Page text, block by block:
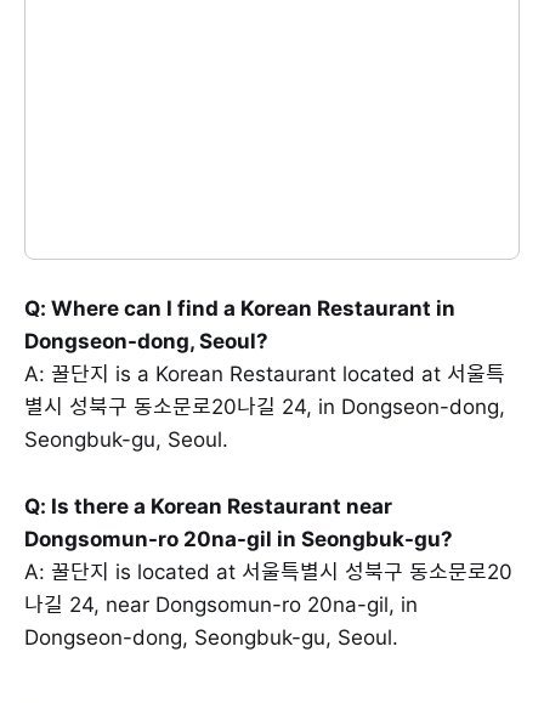
Q: Where can I find a Korean Restaurant in
Dongseon-dong, Seoul?
A: 꿀단지 is a Korean Restaurant located at 서울특
별시 성북구 동소문로20나길 24, in Dongseon-dong,
Seongbuk-gu, Seoul.
Q: Is there a Korean Restaurant near
Dongsomun-ro 20na-gil in Seongbuk-gu?
A: 꿀단지 is located at 서울특별시 성북구 동소문로20
나길 24, near Dongsomun-ro 20na-gil, in
Dongseon-dong, Seongbuk-gu, Seoul.